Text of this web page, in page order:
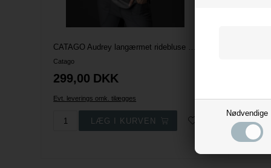
Nødvendige
CATAGO Audrey langærmet ridebluse - Grå MelangeCATAGO Audrey langærmet ridebluse - Grå Melange
Catago
299,00 DKK
Evt. leverings omk. tilægges Evt.
5